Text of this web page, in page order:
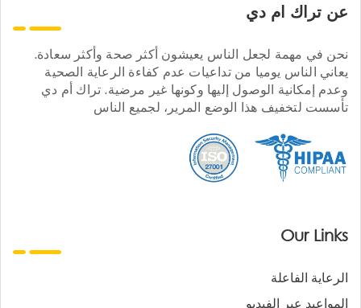
عن تراك ام دي
نحن في مهمة لجعل الناس يعيشون أكثر صحة وأكثر سعادة.
يعاني الناس يوميا من تداعيات عدم كفاءة الرعاية الصحية
وعدم إمكانية الوصول إليها وكونها غير مرضية. تراك أم دي
تأسست لتخفيف هذا الوضع المرير، لجميع الناس
Our Links
الرعاية الفاعلة
المواعيد عبر الفيديو